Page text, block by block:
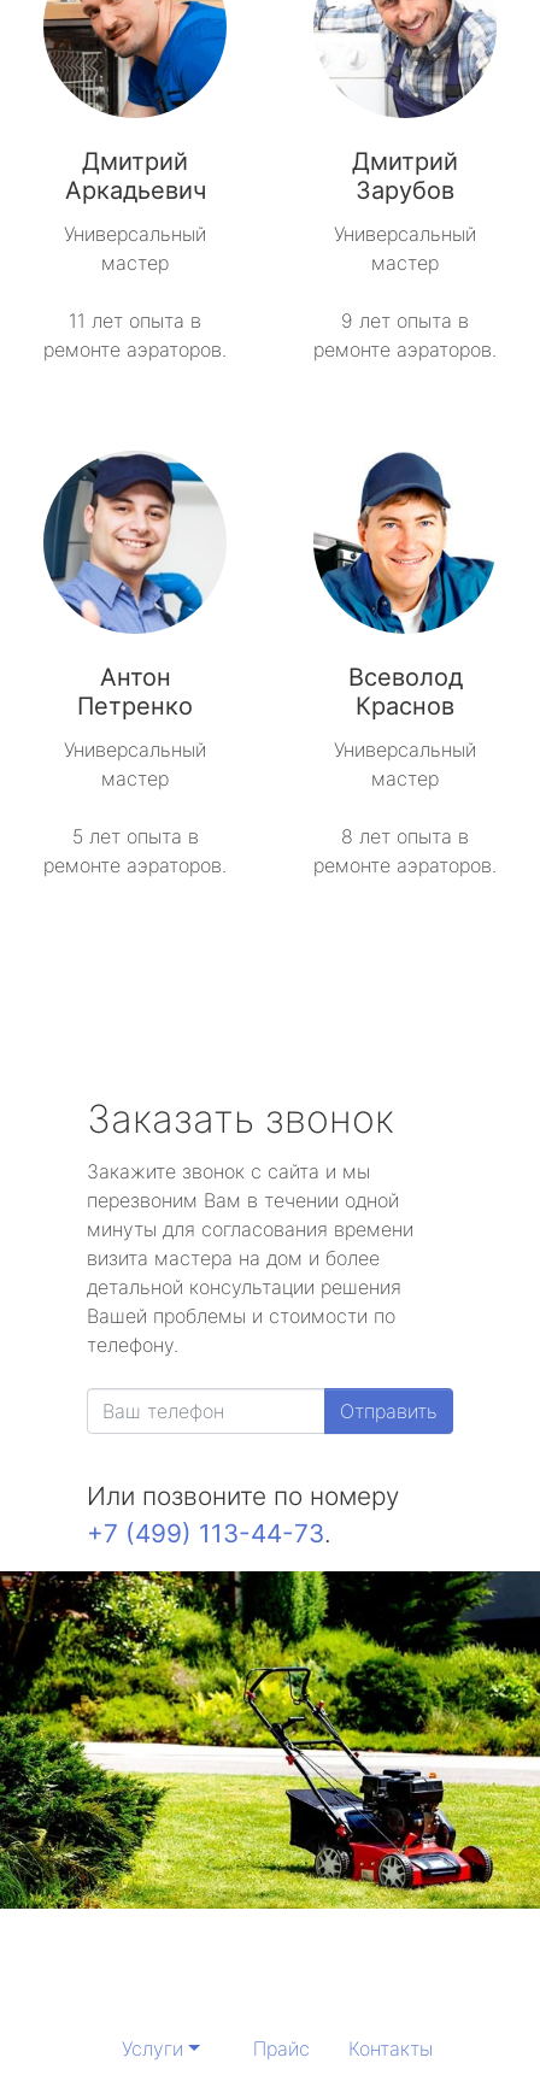
Дмитрий
Аркадьевич
Универсальный
мастер
11 лет опыта в
ремонте аэраторов.
Дмитрий
Зарубов
Универсальный
мастер
9 лет опыта в
ремонте аэраторов.
Антон
Петренко
Универсальный
мастер
5 лет опыта в
ремонте аэраторов.
Всеволод
Краснов
Универсальный
мастер
8 лет опыта в
ремонте аэраторов.
Заказать звонок
Закажите звонок с сайта и мы
перезвоним Вам в течении одной
минуты для согласования времени
визита мастера на дом и более
детальной консультации решения
Вашей проблемы и стоимости по
телефону.
Отправить
Или позвоните по номеру
+7 (499) 113-44-73.
Услуги Прайс Контакты